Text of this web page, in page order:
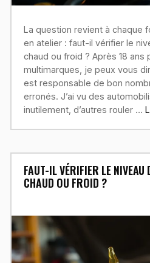
La question revient à chaque
en atelier : faut-il vérifier le
chaud ou froid ? Après 18
multimarques, je peux vous
est responsable de bon
erronés. J’ai vu des
inutilement, d’autres rouler …
FAUT-IL VÉRIFIER LE NIVEAU
CHAUD OU FROID ?